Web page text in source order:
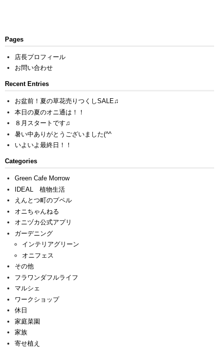
Pages
店長プロフィール
お問い合わせ
Recent Entries
お盆前！夏の草花売りつくしSALE♫
本日の夏のオニ通は！！
８月スタートです♫
暑い中ありがとうございました(^^ゞ
いよいよ最終日！！
Categories
Green Cafe Morrow
IDEAL 植物生活
えんとつ町のプペル
オニちゃんねる
オニヅカ公式アプリ
ガーデニング
インテリアグリーン
オニフェス
その他
フラワンダフルライフ
マルシェ
ワークショップ
休日
家庭菜園
家族
寄せ植え